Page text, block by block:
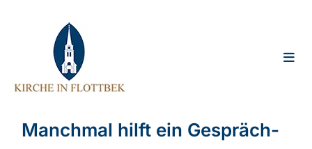
Manchmal hilft ein Gespräch-